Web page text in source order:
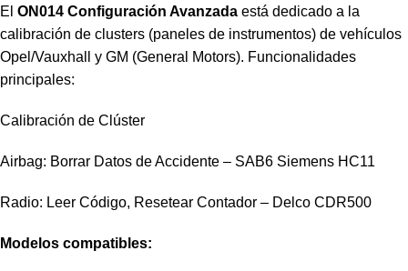
El ON014 Configuración Avanzada está dedicado a la
calibración de clusters (paneles de instrumentos) de vehículos
Opel/Vauxhall y GM (General Motors). Funcionalidades
principales:
Calibración de Clúster
Airbag: Borrar Datos de Accidente – SAB6 Siemens HC11
Radio: Leer Código, Resetear Contador – Delco CDR500
Modelos compatibles: